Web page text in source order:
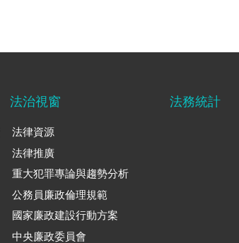
法治視窗
法律資源
法律推廣
重大犯罪專論與趨勢分析
公務員廉政倫理規範
國家廉政建設行動方案
中央廉政委員會
法務統計